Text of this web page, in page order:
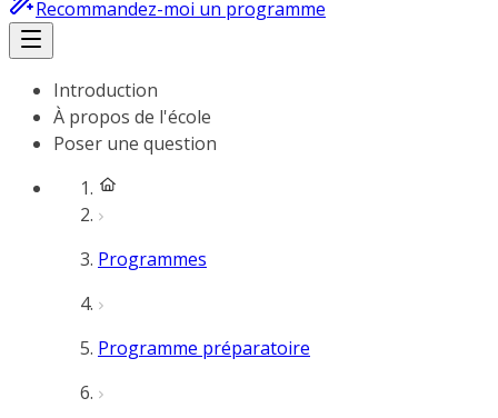
Recommandez-moi un programme
Introduction
À propos de l'école
Poser une question
Programmes
Programme préparatoire